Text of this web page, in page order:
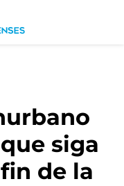
siga
de la